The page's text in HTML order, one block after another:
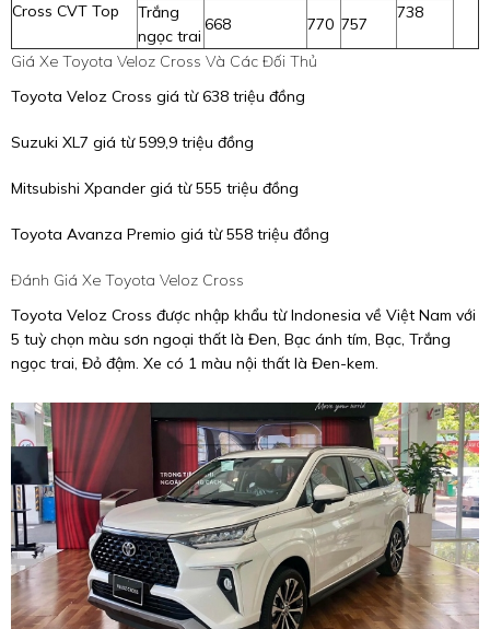
Cross CVT Top
Trắng
ngọc trai
668 770 757
738
Giá Xe Toyota Veloz Cross Và Các Đối Thủ
Toyota Veloz Cross giá từ 638 triệu đồng
Suzuki XL7 giá từ 599,9 triệu đồng
Mitsubishi Xpander giá từ 555 triệu đồng
Toyota Avanza Premio giá từ 558 triệu đồng
Đánh Giá Xe Toyota Veloz Cross
Toyota Veloz Cross được nhập khẩu từ Indonesia về Việt Nam với
5 tuỳ chọn màu sơn ngoại thất là Đen, Bạc ánh tím, Bạc, Trắng
ngọc trai, Đỏ đậm. Xe có 1 màu nội thất là Đen-kem.